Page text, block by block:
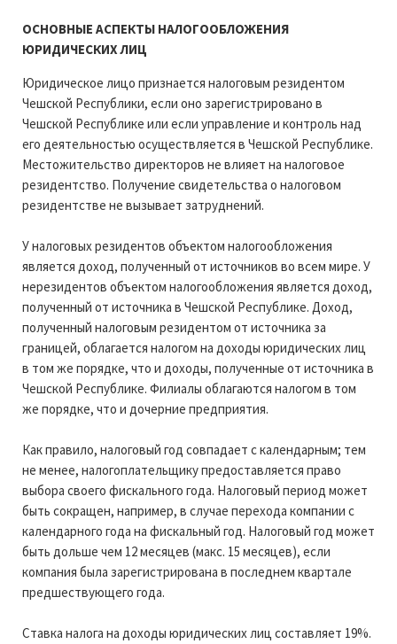
ОСНОВНЫЕ АСПЕКТЫ НАЛОГООБЛОЖЕНИЯ
ЮРИДИЧЕСКИХ ЛИЦ
Юридическое лицо признается налоговым резидентом
Чешской Республики, если оно зарегистрировано в
Чешской Республике или если управление и контроль над
его деятельностью осуществляется в Чешской Республике.
Местожительство директоров не влияет на налоговое
резидентство. Получение свидетельства о налоговом
резидентстве не вызывает затруднений.
У налоговых резидентов объектом налогообложения
является доход, полученный от источников во всем мире. У
нерезидентов объектом налогообложения является доход,
полученный от источника в Чешской Республике. Доход,
полученный налоговым резидентом от источника за
границей, облагается налогом на доходы юридических лиц
в том же порядке, что и доходы, полученные от источника в
Чешской Республике. Филиалы облагаются налогом в том
же порядке, что и дочерние предприятия.
Как правило, налоговый год совпадает с календарным; тем
не менее, налогоплательщику предоставляется право
выбора своего фискального года. Налоговый период может
быть сокращен, например, в случае перехода компании с
календарного года на фискальный год. Налоговый год может
быть дольше чем 12 месяцев (макс. 15 месяцев), если
компания была зарегистрирована в последнем квартале
предшествующего года.
Ставка налога на доходы юридических лиц составляет 19%.